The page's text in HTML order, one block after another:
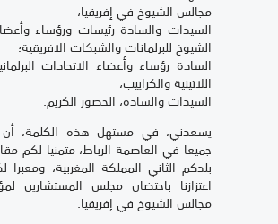
مجالس الشيوخ في إفريقيا،
السيدات والسادة رئيسات ورؤساء
الشيوخ للبرلمانات والشبكات الافريقية؛
السادة رؤساء وأعضاء الاتحادات
اللاتينية والكراييب،
السيدات والسادة، الحضور الكريم.
يسعدني، في مستهل هذه الكلمة،
جميعا في العاصمة الرباط، متمنيا لكم
بلدكم الثاني المملكة المغربية،
اعتزازنا باحتضان مجلس المستشارين
مجالس الشيوخ في إفريقيا.